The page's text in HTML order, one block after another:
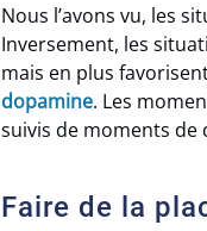
Nous l’avons vu, les
Inversement, les
mais en plus
dopamine. Les
suivis de moments de
Faire de la